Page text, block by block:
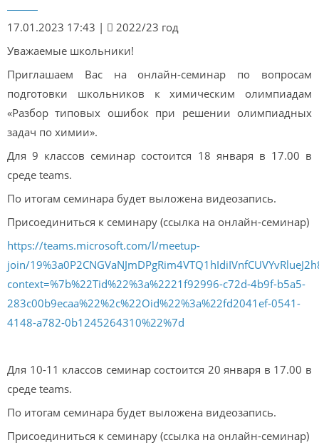
17.01.2023 17:43 |
2022/23 год
Уважаемые школьники!
Приглашаем Вас на онлайн-семинар по вопросам
подготовки школьников к химическим олимпиадам
«Разбор типовых ошибок при решении олимпиадных
задач по химии».
Для 9 классов семинар состоится 18 января в 17.00 в
среде teams.
По итогам семинара будет выложена видеозапись.
Присоединиться к семинару (ссылка на онлайн-семинар)
https://teams.microsoft.com/l/meetup-
join/
context=%7b%22Tid%22%3a%2221f92996-c72d-4b9f-b5a5-
283c00b9ecaa%22%2c%22Oid%22%3a%22fd2041ef-0541-
4148-a782-0b1245264310%22%7d
Для 10-11 классов семинар состоится 20 января в 17.00 в
среде teams.
По итогам семинара будет выложена видеозапись.
Присоединиться к семинару (ссылка на онлайн-семинар)